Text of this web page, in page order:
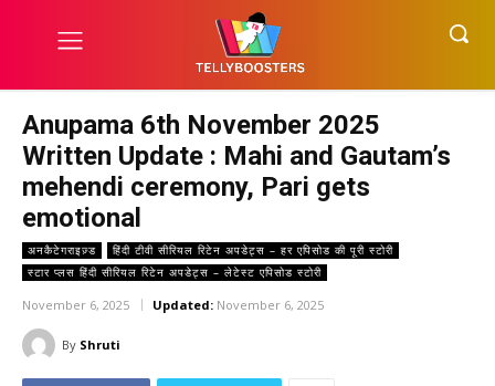
Anupama 6th November 2025
Written Update : Mahi and Gautam’s
mehendi ceremony, Pari gets
emotional
अनकैटेगराइज़्ड
हिंदी टीवी सीरियल रिटेन अपडेट्स – हर एपिसोड की पूरी स्टोरी
स्टार प्लस हिंदी सीरियल रिटेन अपडेट्स – लेटेस्ट एपिसोड स्टोरी
November 6, 2025 Updated: November 6, 2025
By Shruti